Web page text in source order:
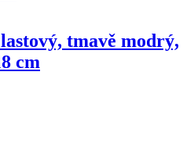
tmavě modrý,
cm